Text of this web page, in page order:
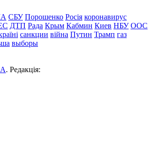
СБУ Порошенко Росія коронавирус
ДТП Рада Крым Кабмин Киев НБУ ООС
санкции війна Путин Трамп газ
выборы
. Редакція: